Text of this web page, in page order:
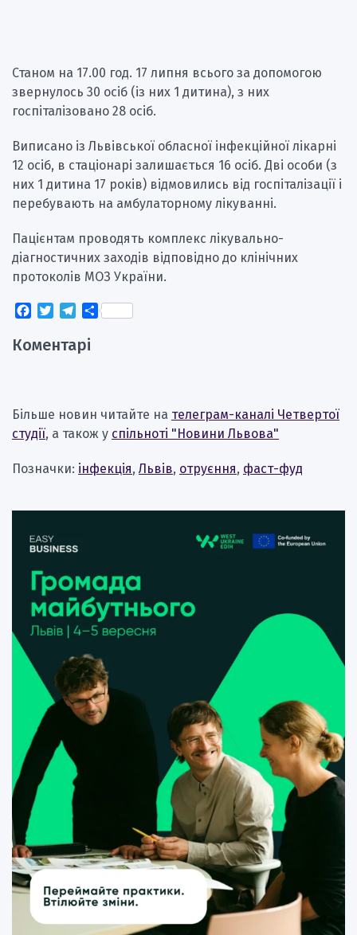
Станом на 17.00 год. 17 липня всього за допомогою
звернулось 30 осіб (із них 1 дитина), з них
госпіталізовано 28 осіб.
Виписано із Львівської обласної інфекційної лікарні
12 осіб, в стаціонарі залишається 16 осіб. Дві особи (з
них 1 дитина 17 років) відмовились від госпіталізації і
перебувають на амбулаторному лікуванні.
Пацієнтам проводять комплекс лікувально-
діагностичних заходів відповідно до клінічних
протоколів МОЗ України.
Facebook
TwitterTelegram
Поділитися
Коментарі
Більше новин читайте на телеграм-каналі Четвертої
студії, а також у спільноті "Новини Львова"
Позначки: інфекція, Львів, отруєння, фаст-фуд